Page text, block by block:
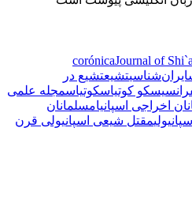
corónicaJournal of
ایران‌شناسیتشیعتشیع در
كوتیاسكوتیاسمجله علمی
اخراجی اسپانیامسلمانان
مقتل شیعی اسپانیولی قرن